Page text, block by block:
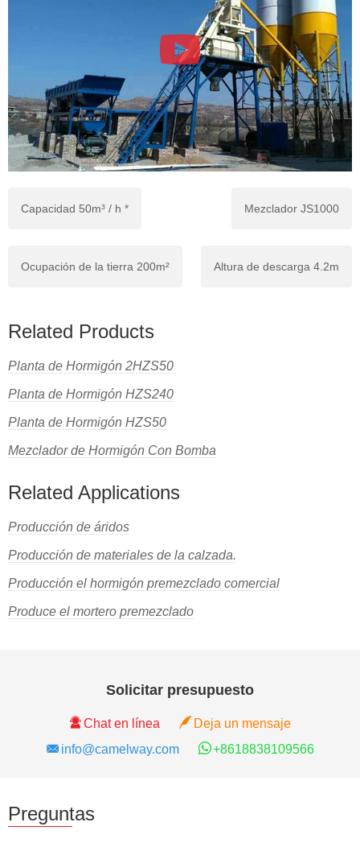
Capacidad 50m³ / h * Mezclador JS1000
Ocupación de la tierra 200m² Altura de descarga 4.2m
Related Products
Planta de Hormigón 2HZS50
Planta de Hormigón HZS240
Planta de Hormigón HZS50
Mezclador de Hormigón Con Bomba
Related Applications
Producción de áridos
Producción de materiales de la calzada.
Producción el hormigón premezclado comercial
Produce el mortero premezclado
Solicitar presupuesto
Chat en línea
Deja un mensaje
info@camelway.com
+8618838109566
Preguntas